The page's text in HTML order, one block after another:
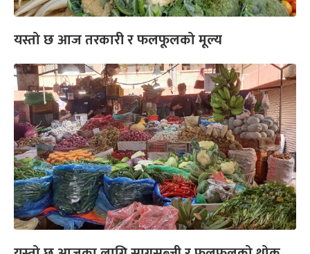
यस्तो छ आज तरकारी र फलफूलको मूल्य